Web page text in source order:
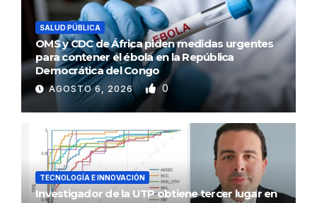
SALUD PÚBLICA
OMS y CDC de África piden medidas urgentes
para contener el ébola en la República
Democrática del Congo
AGOSTO 6, 2026 0
TECNOLOGÍA E INNOVACIÓN
Investigador de la UTP obtiene tercer lugar en